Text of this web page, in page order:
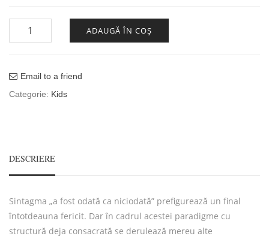
Cantitate PENELE DRAGONULUI
ADAUGĂ ÎN COȘ
Email to a friend
Categorie: Kids
DESCRIERE
Sintagma „a fost odată ca niciodată” prefigurează un final
întotdeauna fericit. Dar în cadrul acestei paradigme cu
structură deja consacrată se derulează mereu alte